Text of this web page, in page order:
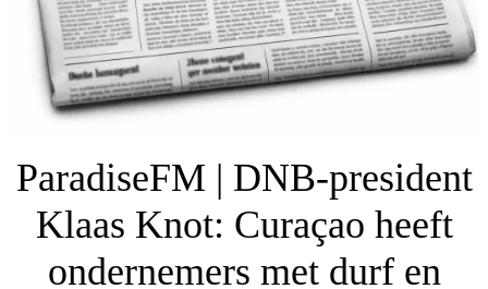
ParadiseFM | DNB-president
Klaas Knot: Curaçao heeft
ondernemers met durf en